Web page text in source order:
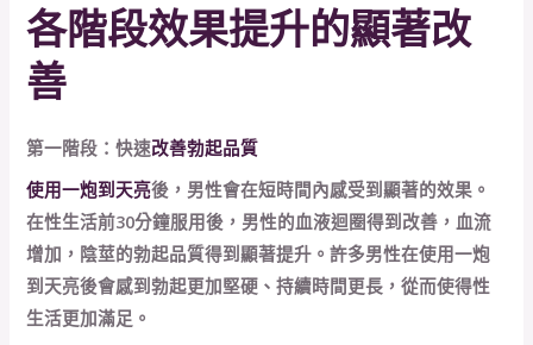
各階段效果提升的顯著改
善
第一階段：快速改善勃起品質
使用一炮到天亮後，男性會在短時間內感受到顯著的效果。
在性生活前30分鐘服用後，男性的血液迴圈得到改善，血流
增加，陰莖的勃起品質得到顯著提升。許多男性在使用一炮
到天亮後會感到勃起更加堅硬、持續時間更長，從而使得性
生活更加滿足。